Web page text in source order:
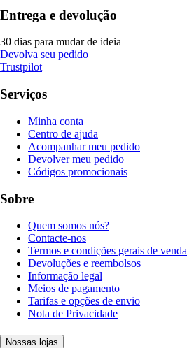
Entrega e devolução
30 dias para mudar de ideia
Devolva seu pedido
Trustpilot
Serviços
Minha conta
Centro de ajuda
Acompanhar meu pedido
Devolver meu pedido
Códigos promocionais
Sobre
Quem somos nós?
Contacte-nos
Termos e condições gerais de venda
Devoluções e reembolsos
Informação legal
Meios de pagamento
Tarifas e opções de envio
Nota de Privacidade
Nossas lojas